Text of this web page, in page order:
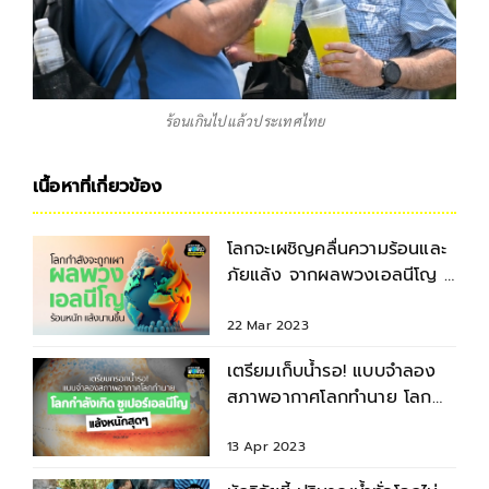
ร้อนเกินไปแล้วประเทศไทย
เนื้อหาที่เกี่ยวข้อง
โลกจะเผชิญคลื่นความร้อนและ
ภัยแล้ง จากผลพวงเอลนีโญ ที่
22 Mar 2023
เตรียมเก็บน้ำรอ! แบบจำลอง
สภาพอากาศโลกทำนาย โลก
13 Apr 2023